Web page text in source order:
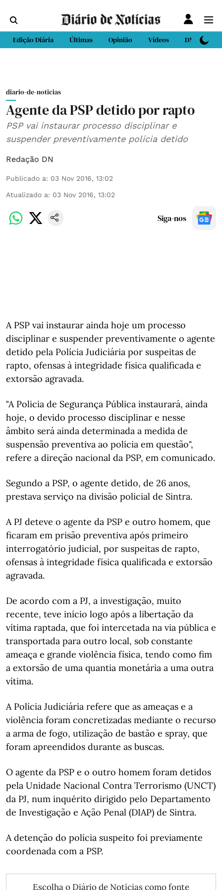
Edição Diária Últimas Opinião Vídeos DN Sport
diario-de-noticias
Agente da PSP detido por rapto
PSP vai instaurar processo disciplinar e
suspender preventivamente polícia detido
Redação DN
Publicado a: 03 Nov 2016, 13:02
Atualizado a: 03 Nov 2016, 13:02
Siga-nos
A PSP vai instaurar ainda hoje um processo
disciplinar e suspender preventivamente o agente
detido pela Polícia Judiciária por suspeitas de
rapto, ofensas à integridade física qualificada e
extorsão agravada.
"A Policia de Segurança Pública instaurará, ainda
hoje, o devido processo disciplinar e nesse
âmbito será ainda determinada a medida de
suspensão preventiva ao polícia em questão",
refere a direção nacional da PSP, em comunicado.
Segundo a PSP, o agente detido, de 26 anos,
prestava serviço na divisão policial de Sintra.
A PJ deteve o agente da PSP e outro homem, que
ficaram em prisão preventiva após primeiro
interrogatório judicial, por suspeitas de rapto,
ofensas à integridade física qualificada e extorsão
agravada.
De acordo com a PJ, a investigação, muito
recente, teve início logo após a libertação da
vítima raptada, que foi intercetada na via pública e
transportada para outro local, sob constante
ameaça e grande violência física, tendo como fim
a extorsão de uma quantia monetária a uma outra
vítima.
A Polícia Judiciária refere que as ameaças e a
violência foram concretizadas mediante o recurso
a arma de fogo, utilização de bastão e spray, que
foram apreendidos durante as buscas.
O agente da PSP e o outro homem foram detidos
pela Unidade Nacional Contra Terrorismo (UNCT)
da PJ, num inquérito dirigido pelo Departamento
de Investigação e Ação Penal (DIAP) de Sintra.
A detenção do polícia suspeito foi previamente
coordenada com a PSP.
Escolha o Diário de Notícias como fonte